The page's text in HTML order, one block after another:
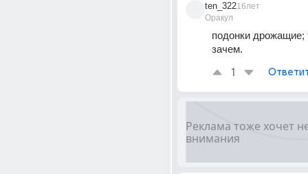
ten_322
Оракул
16лет
подонки дрожащие;
зачем.
1